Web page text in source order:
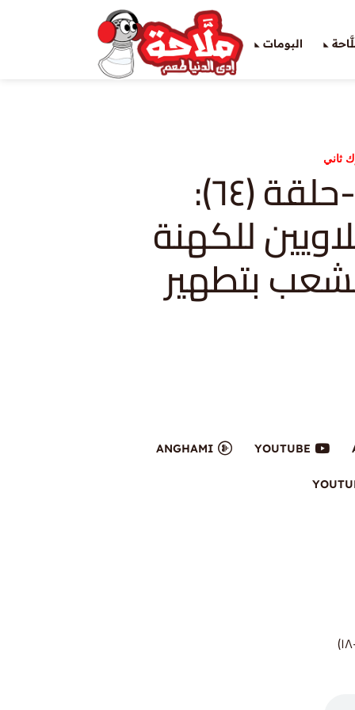
البومات
ثاني ملوك ثاني-حلقة (٦٤):
للكهنة
بتطهير
YOUTUBE
ANGHAMI